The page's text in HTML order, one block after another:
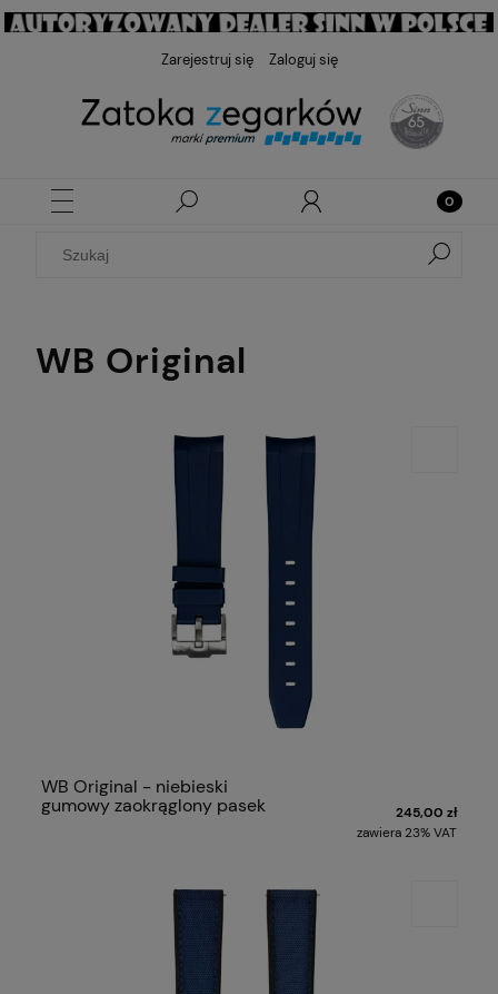
Zarejestruj się Zaloguj się
WB Original
WB Original - niebieski
gumowy zaokrąglony pasek
245,00 zł
zawiera 23% VAT